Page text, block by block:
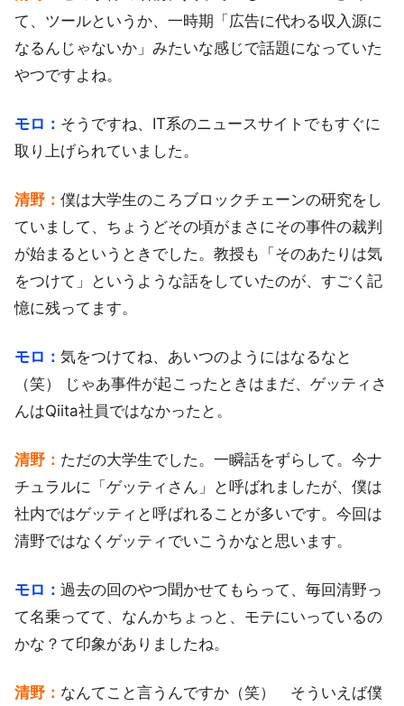
て、ツールというか、一時期「広告に代わる収入源に
なるんじゃないか」みたいな感じで話題になっていた
やつですよね。
モロ： そうですね、IT系のニュースサイトでもすぐに
取り上げられていました。
清野： 僕は大学生のころブロックチェーンの研究をし
ていまして、ちょうどその頃がまさにその事件の裁判
が始まるというときでした。教授も「そのあたりは気
をつけて」というような話をしていたのが、すごく記
憶に残ってます。
モロ： 気をつけてね、あいつのようにはなるなと
（笑） じゃあ事件が起こったときはまだ、ゲッティさ
んはQiita社員ではなかったと。
清野： ただの大学生でした。一瞬話をずらして。今ナ
チュラルに「ゲッティさん」と呼ばれましたが、僕は
社内ではゲッティと呼ばれることが多いです。今回は
清野ではなくゲッティでいこうかなと思います。
モロ： 過去の回のやつ聞かせてもらって、毎回清野っ
て名乗ってて、なんかちょっと、モテにいっているの
かな？て印象がありましたね。
清野： なんてこと言うんですか（笑） そういえば僕